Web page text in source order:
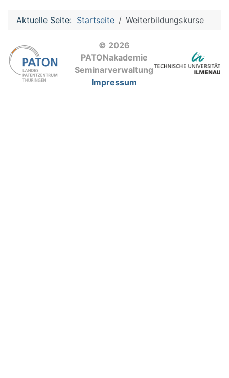
Aktuelle Seite: Startseite Weiterbildungskurse
© 2026
PATONakademie
Seminarverwaltung
Impressum